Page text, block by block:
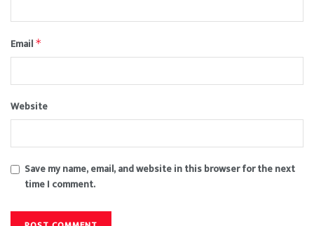
Email *
Website
Save my name, email, and website in this browser for the next
time I comment.